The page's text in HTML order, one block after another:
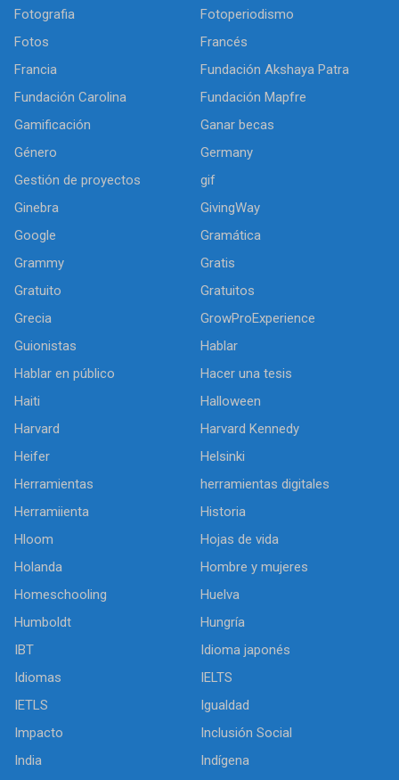
Fotografia
Fotoperiodismo
Fotos
Francés
Francia
Fundación Akshaya Patra
Fundación Carolina
Fundación Mapfre
Gamificación
Ganar becas
Género
Germany
Gestión de proyectos
gif
Ginebra
GivingWay
Google
Gramática
Grammy
Gratis
Gratuito
Gratuitos
Grecia
GrowProExperience
Guionistas
Hablar
Hablar en público
Hacer una tesis
Haiti
Halloween
Harvard
Harvard Kennedy
Heifer
Helsinki
Herramientas
herramientas digitales
Herramiienta
Historia
Hloom
Hojas de vida
Holanda
Hombre y mujeres
Homeschooling
Huelva
Humboldt
Hungría
IBT
Idioma japonés
Idiomas
IELTS
IETLS
Igualdad
Impacto
Inclusión Social
India
Indígena